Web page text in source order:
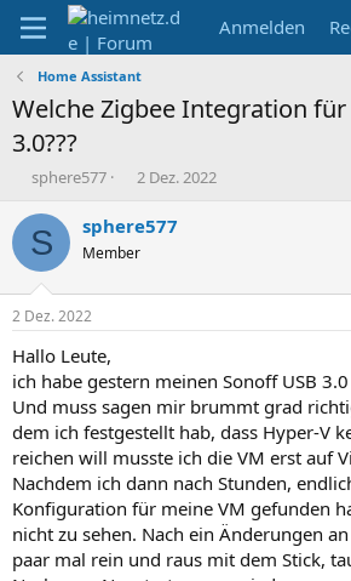
Anmelden
Home Assistant
Welche Zigbee Integration für
3.0???
E
s
t
l
e
r
sphere577
E
s
e
t
2 Dez. 2022
S sphere577
Member
2 Dez. 2022
Hallo Leute,
ich habe gestern meinen Sonoff USB
Und muss sagen mir brummt grad
dem ich festgestellt hab, dass Hyper-V
reichen will musste ich die VM erst auf
Nachdem ich dann nach Stunden,
Konfiguration für meine VM gefunden
nicht zu sehen. Nach ein Änderungen
paar mal rein und raus mit dem Stick,